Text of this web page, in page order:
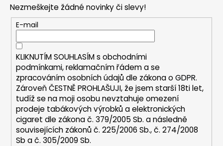
a
c
í
p
r
v
k
y
v
ý
p
i
Nezmeškejte žádné novinky či slevy!
E-mail
KLIKNUTÍM SOUHLASÍM s obchodními
podmínkami,reklamačním řádem a se
zpracováním osobních údajů dle zákona oGDPR.
Zároveň ČESTNĚ PROHLAŠUJI, že jsem starší 18ti let,
tudíž se na moji osobu nevztahuje omezení
prodeje tabákových výrobků a elektronických
cigaret dle zákona č. 379/2005 Sb. a následně
souvisejících zákonů č. 225/2006 Sb., č. 274/2008
Sb a č. 305/2009 Sb.